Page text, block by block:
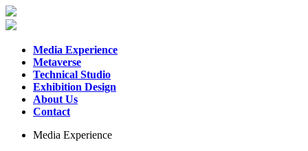
Media Experience
Metaverse
Technical Studio
Exhibition Design
About Us
Contact
Media Experience